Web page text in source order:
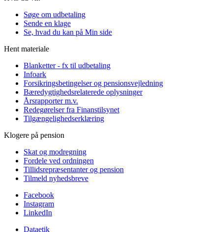
Søge om udbetaling
Sende en klage
Se, hvad du kan på Min side
Hent materiale
Blanketter - fx til udbetaling
Infoark
Forsikringsbetingelser og pensionsvejledning
Bæredygtighedsrelaterede oplysninger
Årsrapporter m.v.
Redegørelser fra Finanstilsynet
Tilgængelighedserklæring
Klogere på pension
Skat og modregning
Fordele ved ordningen
Tillidsrepræsentanter og pension
Tilmeld nyhedsbreve
Facebook
Instagram
LinkedIn
Dataetik